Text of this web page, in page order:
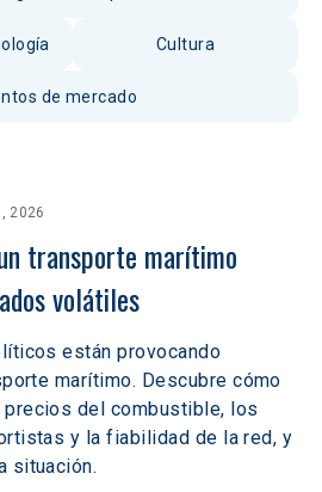
Cultura
de mercado
2026
transporte marítimo
volátiles
están provocando
marítimo. Descubre cómo
del combustible, los
y la fiabilidad de la red, y
situación.